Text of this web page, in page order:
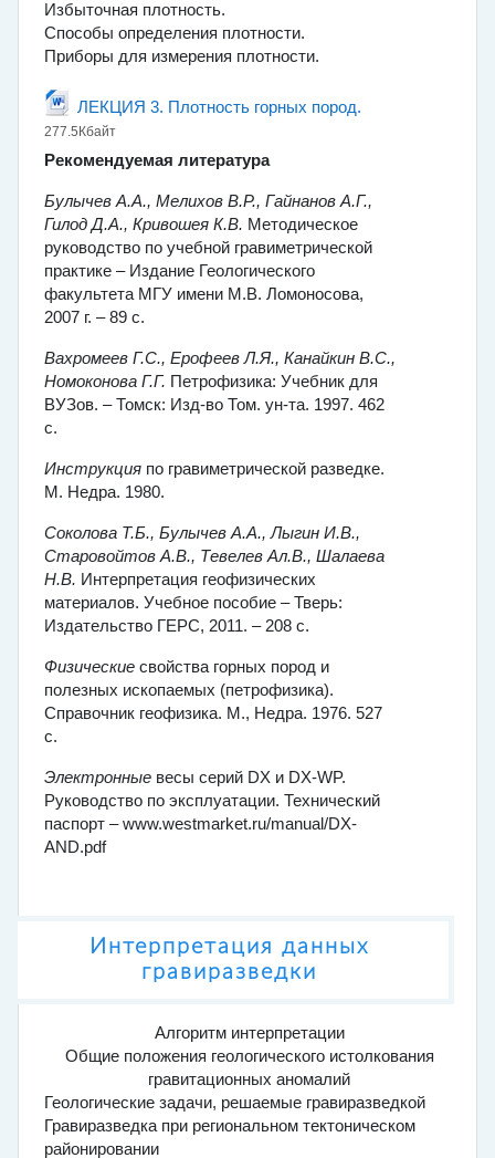
Избыточная плотность.
Способы определения плотности.
Приборы для измерения плотности.
ЛЕКЦИЯ 3. Плотность горных пород.
277.5Кбайт
Рекомендуемая литература
Булычев А.А., Мелихов В.Р., Гайнанов А.Г.,
Гилод Д.А., Кривошея К.В. Методическое
руководство по учебной гравиметрической
практике – Издание Геологического
факультета МГУ имени М.В. Ломоносова,
2007 г. – 89 с.
Вахромеев Г.С., Ерофеев Л.Я., Канайкин В.С.,
Номоконова Г.Г. Петрофизика: Учебник для
ВУЗов. – Томск: Изд-во Том. ун-та. 1997. 462
с.
Инструкцияпо гравиметрической разведке.
М. Недра. 1980.
Соколова Т.Б., Булычев А.А., Лыгин И.В.,
Старовойтов А.В., Тевелев Ал.В., Шалаева
Н.В. Интерпретация геофизических
материалов. Учебное пособие – Тверь:
Издательство ГЕРС, 2011. – 208 с.
Физическиесвойства горных пород и
полезных ископаемых (петрофизика).
Справочник геофизика. М., Недра. 1976. 527
с.
Электронныевесы серий DX и DX-WP.
Руководство по эксплуатации. Технический
паспорт – www.westmarket.ru/manual/DX-
AND.pdf
Интерпретация данных
гравиразведки
Алгоритм интерпретации
Общие положения геологического истолкования
гравитационных аномалий
Геологические задачи, решаемые гравиразведкой
Гравиразведка при региональном тектоническом
районировании